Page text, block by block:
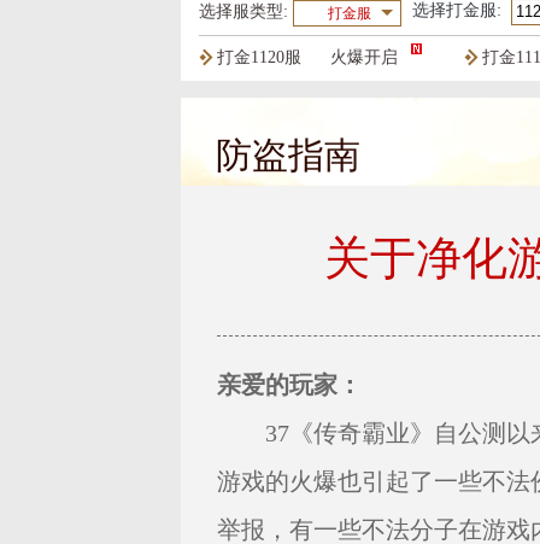
选择服类型: 打金服 选择打金服:
火爆开启
打金1120服 打金
防盗指南
关于净化
亲爱的玩家：
37《传奇霸业》自公测以
游戏的火爆也引起了一些不
举报，有一些不法分子在游